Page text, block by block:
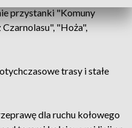
przystanki "Komuny
"Hoża",
trasy i stałe
dla ruchu kołowego